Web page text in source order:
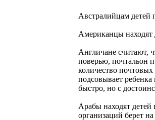
Австралийцам детей
Американцы
Англичане считают,
поверью, почтальон
количество
подсовывает
быстро, но с
Арабы находят детей
организаций берет